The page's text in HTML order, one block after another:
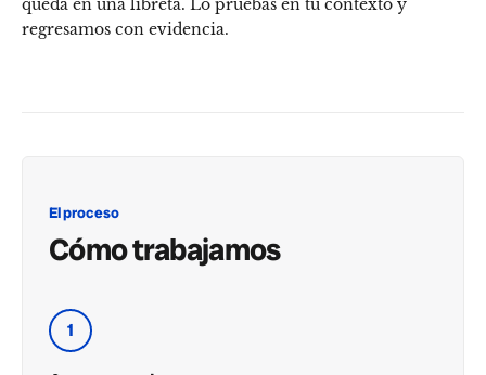
queda en una libreta. Lo pruebas en tu contexto y
regresamos con evidencia.
El proceso
Cómo trabajamos
1